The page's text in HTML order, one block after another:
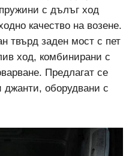
с дълъг ход
качество на возене.
твърд заден мост с пет
ход, комбинирани с
Предлагат се
оборудвани с